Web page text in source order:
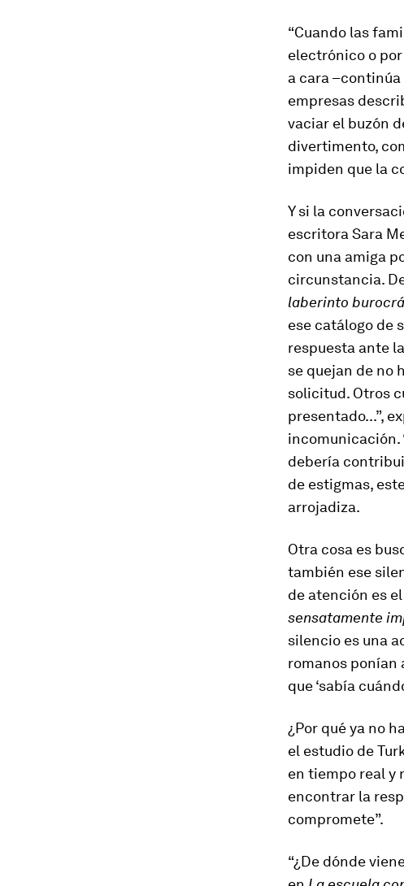
“Cuando las
electrónico o
a cara
empresas
vaciar el buzón
divertimento,
impiden que la
Y si la
escritora Sara
con una amiga
circunstancia.
laberinto
ese catálogo de
respuesta ante
se quejan de no
solicitud. Otros
presentado...”,
incomunicación.
debería
de estigmas,
arrojadiza.
Otra cosa es
también ese
de atención es
sensatamente
silencio es una
romanos ponían
que ‘sabía
¿Por qué ya no
el estudio de
en tiempo real y
encontrar la
compromete”.
“¿De dónde